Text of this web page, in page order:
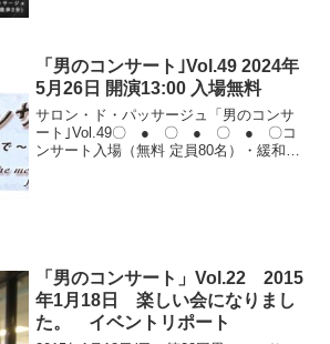
「男のコンサート｣Vol.49 2024年
5月26日 開演13:00 入場無料
サロン・ド・パッサージュ「男のコンサ
ート｣Vol.49〇 ● 〇 ● 〇 ● 〇コ
ンサート入場（無料 定員80名）・緩和の
「男のコンサート」Vol.22 2015
年1月18日 楽しい会になりまし
た。 イベントリポート